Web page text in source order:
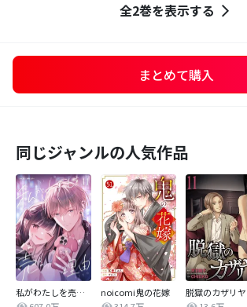
全2巻を表示する
まとめて購入
同じジャンルの人気作品
私がわたしを売る理由
noicomi鬼の花嫁
脱獄のカザリヤ